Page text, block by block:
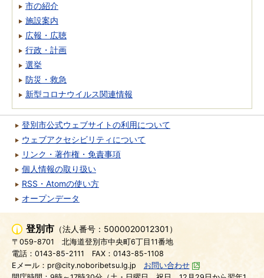
市の紹介
施設案内
広報・広聴
行政・計画
選挙
防災・救急
新型コロナウイルス関連情報
登別市公式ウェブサイトの利用について
ウェブアクセシビリティについて
リンク・著作権・免責事項
個人情報の取り扱い
RSS・Atomの使い方
オープンデータ
登別市 （法人番号：5000020012301）
〒059-8701
北海道登別市中央町6丁目11番地
電話：0143-85-2111
FAX：0143-85-1108
Eメール：pr@city.noboribetsu.lg.jp
お問い合わせ